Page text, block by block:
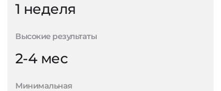
1 неделя
Высокие результаты
2-4 мес
Минимальная